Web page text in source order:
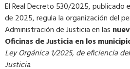
El Real Decreto 530/2025, publicado
de 2025, regula la organización del
Administración de Justicia en las
Oficinas de Justicia en los
Ley Orgánica 1/2025, de eficiencia
Justicia.